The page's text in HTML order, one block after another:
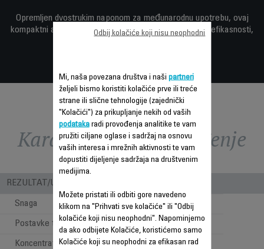
Opremljen dvostrukim naponom za međunarodnu upotrebu, ovaj
kompaktni aparat ne pravi kompromise kada se radi o efikasnosti,
Karakteristike - Poređenje
REZULTAT/UPOTREBA
Snaga 1600 W
Postavke temperature 2
Koncentrator 1
Mi, naša povezana društva i naši partneri
željeli bismo koristiti kolačiće prve ili treće
strane ili slične tehnologije (zajednički
"Kolačići") za prikupljanje nekih od vaših
podatakaradi provođenja analitike te vam
pružiti ciljane oglase i sadržaj na osnovu
vaših interesa i mrežnih aktivnosti te vam
dopustiti dijeljenje sadržaja na društvenim
medijima.
Možete pristati ili odbiti gore navedeno
klikom na "Prihvati sve kolačiće" ili "Odbij
kolačiće koji nisu neophodni". Napominjemo
da ako odbijete Kolačiće, koristićemo samo
Kolačiće koji su neophodni za efikasan rad
Odbij kolačiće koji nisu neophodni